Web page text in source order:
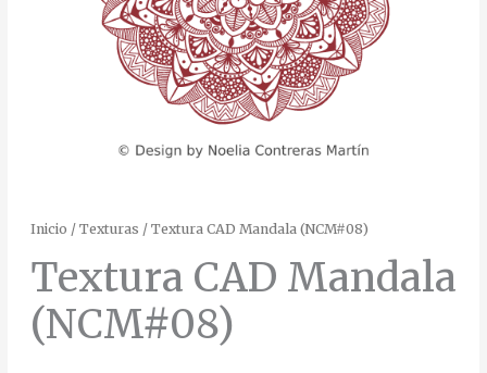
Inicio / Texturas / Textura CAD Mandala (NCM#08)
Textura CAD Mandala
(NCM#08)